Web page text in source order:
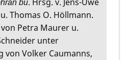
bu. Hrsg. v. Jens-Uwe
Thomas O. Höllmann.
Petra Maurer u.
unter
von Volker Caumanns,